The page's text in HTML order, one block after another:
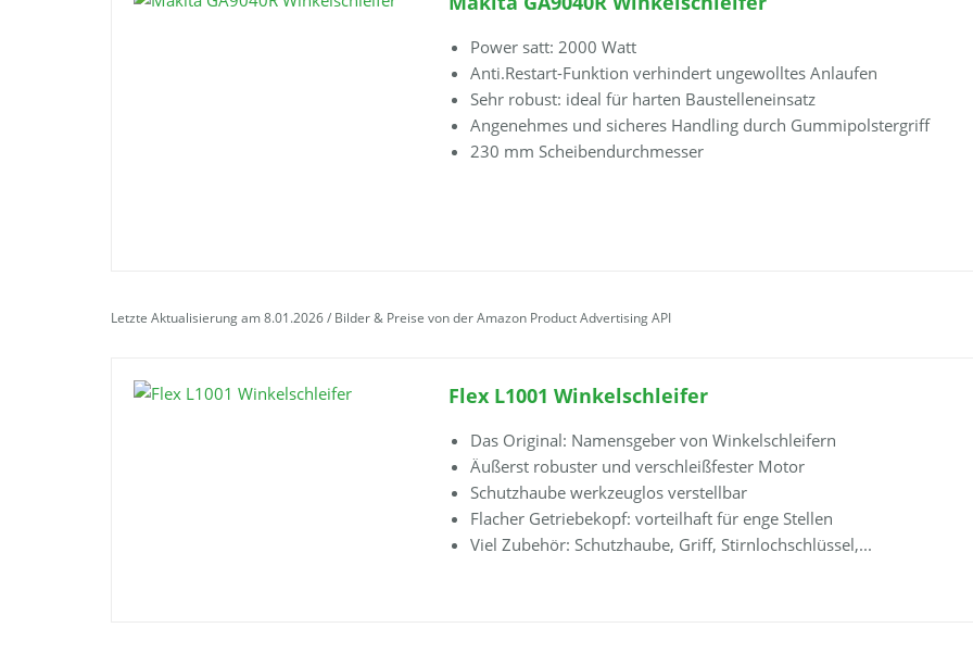
Power satt: 2000 Watt
Anti.Restart-Funktion verhindert ungewolltes Anlaufen
Sehr robust: ideal für harten Baustelleneinsatz
Angenehmes und sicheres Handling durch Gummipolstergriff
230 mm Scheibendurchmesser
Letzte Aktualisierung am 8.01.2026 / Bilder & Preise von der Amazon Product Advertising API
Flex L1001 Winkelschleifer
Das Original: Namensgeber von Winkelschleifern
Äußerst robuster und verschleißfester Motor
Schutzhaube werkzeuglos verstellbar
Flacher Getriebekopf: vorteilhaft für enge Stellen
Viel Zubehör: Schutzhaube, Griff, Stirnlochschlüssel,...